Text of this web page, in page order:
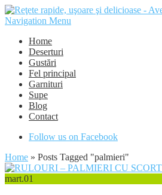
Navigation Menu
Home
Deserturi
Gustări
Fel principal
Garnituri
Supe
Blog
Contact
Follow us on Facebook
Home » Posts Tagged "palmieri"
mart.01